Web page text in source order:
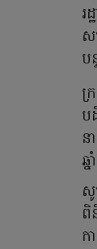
រ
ស
ប
ក្
ប
ន
ឆ្
សូ
ពិ
ក